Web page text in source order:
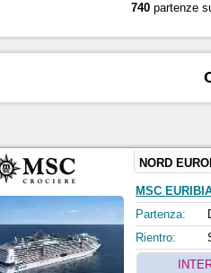
740 partenze
NORD
MSC
Partenza:
Rientro: